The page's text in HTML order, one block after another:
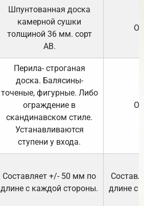
Шпунтованная доска
камерной сушки
толщиной 36 мм. сорт
АВ.
Перила- строганая
доска. Балясины-
точеные, фигурные. Либо
ограждение в
скандинавском стиле.
Устанавливаются
ступени у входа.
Составляет +/- 50 мм по
длине с каждой стороны.
длине с